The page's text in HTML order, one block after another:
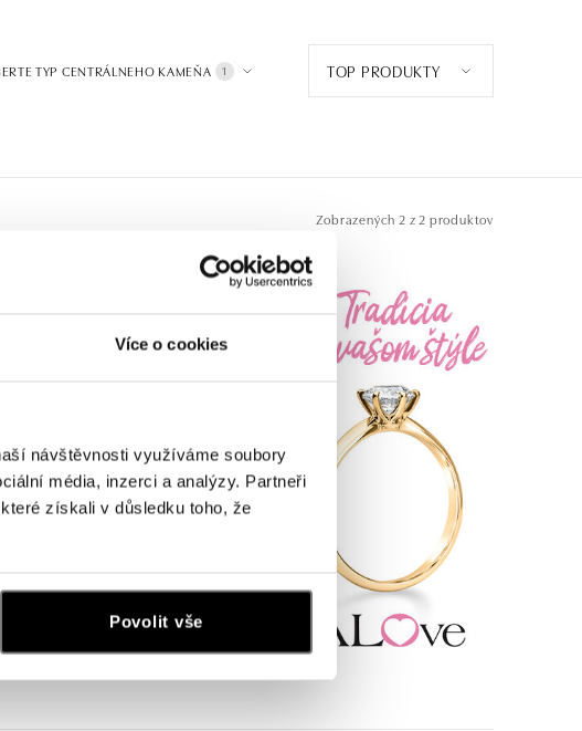
Více o cookies
návštěvnosti využíváme soubory
média, inzerci a analýzy. Partneři
získali v důsledku toho, že
Povolit vše
TYP CENTRÁLNEHO KAMEŇA 1 TOP PRODUKTY
Zobrazených 2 z 2 produktov